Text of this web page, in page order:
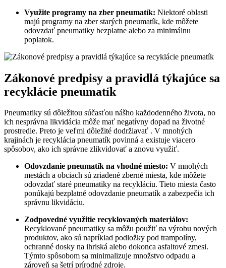
Využite programy na zber pneumatík: Niektoré oblasti
majú programy na zber starých pneumatík, kde môžete
odovzdať pneumatiky bezplatne alebo za minimálnu
poplatok.
Zákonové predpisy a pravidlá týkajúce sa
recyklácie pneumatík
Pneumatiky sú dôležitou súčasťou nášho každodenného života, no
ich nesprávna likvidácia môže mať negatívny dopad na životné
prostredie. Preto je veľmi dôležité dodržiavať . V mnohých
krajinách je recyklácia pneumatík povinná a existuje viacero
spôsobov, ako ich správne zlikvidovať a znovu využiť.
Odovzdanie pneumatík na vhodné miesto: V mnohých
mestách a obciach sú zriadené zberné miesta, kde môžete
odovzdať staré pneumatiky na recykláciu. Tieto miesta často
ponúkajú bezplatné odovzdanie pneumatík a zabezpečia ich
správnu likvidáciu.
Zodpovedné využitie recyklovaných materiálov:
Recyklované pneumatiky sa môžu použiť na výrobu nových
produktov, ako sú napríklad podložky pod trampolíny,
ochranné dosky na ihriská alebo dokonca asfaltové zmesi.
Týmto spôsobom sa minimalizuje množstvo odpadu a
zároveň sa šetrí prírodné zdroje.